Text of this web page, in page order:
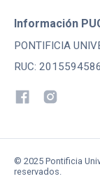
Información
PONTIFICIA
RUC:
© 2025 Pontificia
reservados.